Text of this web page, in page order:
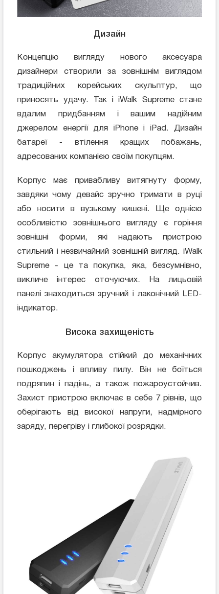
Дизайн
Концепцію вигляду нового аксесуара
дизайнери створили за зовнішнім виглядом
традиційних корейських скульптур, що
приносять удачу. Так і iWalk Supreme стане
вдалим придбанням і вашим надійним
джерелом енергії для iPhone і iPad. Дизайн
батареї - втілення кращих побажань,
адресованих компанією своїм покупцям.
Корпус має привабливу витягнуту форму,
завдяки чому девайс зручно тримати в руці
або носити в вузькому кишені. Ще однією
особливістю зовнішнього вигляду є горіння
зовнішні форми, які надають пристрою
стильний і незвичайний зовнішній вигляд. iWalk
Supreme - це та покупка, яка, безсумнівно,
викличе інтерес оточуючих. На лицьовій
панелі знаходиться зручний і лаконічний LED-
індикатор.
Висока захищеність
Корпус акумулятора стійкий до механічних
пошкоджень і впливу пилу. Він не боїться
подряпин і падінь, а також пожароустойчив.
Захист пристрою включає в себе 7 рівнів, що
оберігають від високої напруги, надмірного
заряду, перегріву і глибокої розрядки.